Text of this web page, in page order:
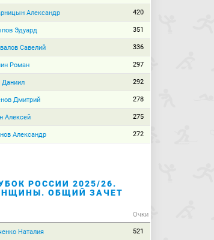
Александр 420
Эдуард 351
Савелий 336
Роман 297
Даниил 292
Дмитрий 278
Алексей 275
Александр 272
РОССИИ 2025/26.
ОБЩИЙ ЗАЧЕТ
Очки
Наталия 521